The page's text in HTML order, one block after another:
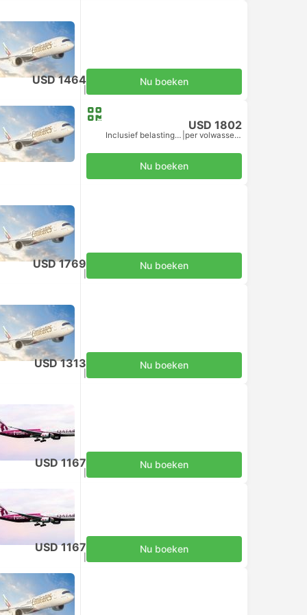
USD 1464 Nu boeken
USD 1802
Inclusief belastingen per volwassene
Nu boeken
USD 1769 Nu boeken
USD 1313 Nu boeken
USD 1167 Nu boeken
USD 1167 Nu boeken